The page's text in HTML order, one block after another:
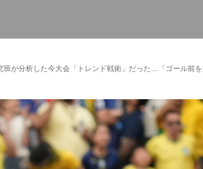
班が分析した今大会「トレンド戦術」だった…「ゴール前